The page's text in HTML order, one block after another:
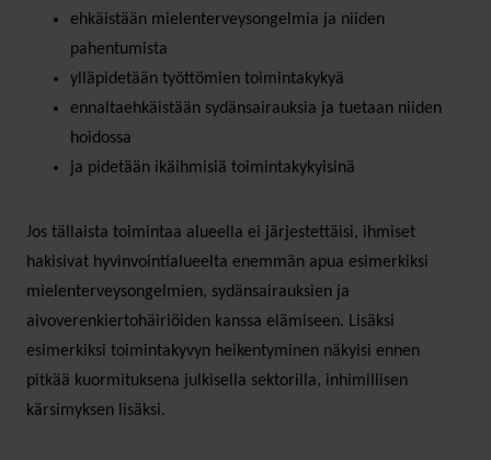
ehkäistään mielenterveysongelmia ja niiden
pahentumista
ylläpidetään työttömien toimintakykyä
ennaltaehkäistään sydänsairauksia ja tuetaan niiden
hoidossa
ja pidetään ikäihmisiä toimintakykyisinä
Jos tällaista toimintaa alueella ei järjestettäisi, ihmiset
hakisivat hyvinvointialueelta enemmän apua esimerkiksi
mielenterveysongelmien, sydänsairauksien ja
aivoverenkiertohäiriöiden kanssa elämiseen. Lisäksi
esimerkiksi toimintakyvyn heikentyminen näkyisi ennen
pitkää kuormituksena julkisella sektorilla, inhimillisen
kärsimyksen lisäksi.